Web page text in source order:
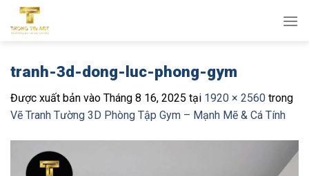
qua
tranh-3d-dong-luc-phong-gym
Được xuất bản vào Tháng 8 16, 2025 tại 1920 × 2560 trong
Vẽ Tranh Tường 3D Phòng Tập Gym – Mạnh Mẽ & Cá Tính